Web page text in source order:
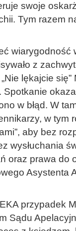
swoje
Tym razem
wiarygodność
z
lękajcie
w błąd. W
w tym
aby bez
wysłuchania
oraz prawa do
Asystenta
przypadek
Sądu